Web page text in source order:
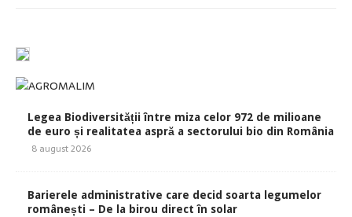
Legea Biodiversității între miza celor 972 de milioane
de euro și realitatea aspră a sectorului bio din România
8 august 2026
Barierele administrative care decid soarta legumelor
românești – De la birou direct în solar